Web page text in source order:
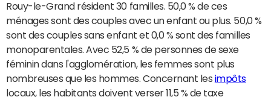
Rouy-le-Grand résident 30 familles. 50,0 % de ces
ménages sont des couples avec un enfant ou plus. 50,0 %
sont des couples sans enfant et 0,0 % sont des familles
monoparentales. Avec 52,5 % de personnes de sexe
féminin dans l'agglomération, les femmes sont plus
nombreuses que les hommes. Concernant les impôts
locaux, les habitants doivent verser 11,5 % de taxe